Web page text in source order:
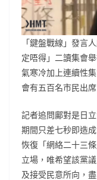
「鍵盤戰線」發言
定唔得」二讀集會
氣寒冷加上連續性
會有五百名市民出席
記者追問鄺對是日
期間只差七秒即造
恢復「網絡二十三
立場，唯希望該黨
及接受民意所向，